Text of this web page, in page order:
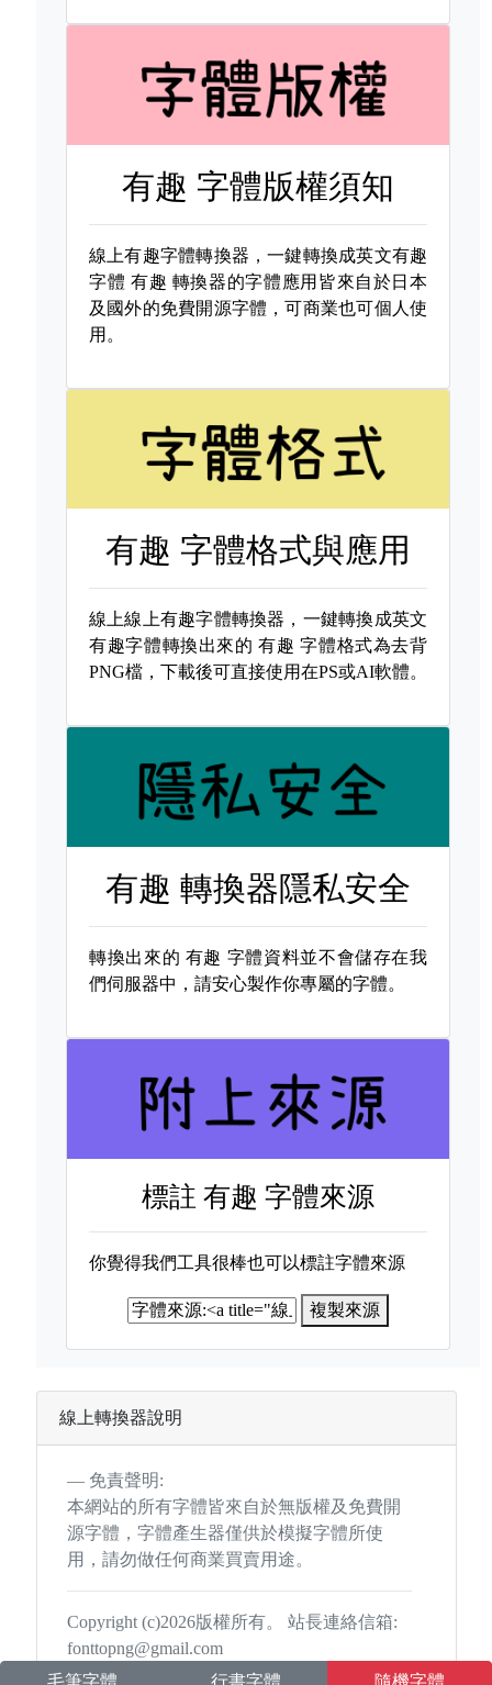
有趣 字體版權須知
線上有趣字體轉換器，一鍵轉換成英文有趣
字體 有趣 轉換器的字體應用皆來自於日本
及國外的免費開源字體，可商業也可個人使
用。
有趣 字體格式與應用
線上線上有趣字體轉換器，一鍵轉換成英文
有趣字體轉換出來的有趣 字體格式為去背
PNG檔，下載後可直接使用在PS或AI軟體。
有趣 轉換器隱私安全
轉換出來的 有趣 字體資料並不會儲存在我
們伺服器中，請安心製作你專屬的字體。
標註有趣 字體來源
你覺得我們工具很棒也可以標註字體來源
複製來源
線上轉換器說明
免責聲明:
本網站的所有字體皆來自於無版權及免費開
源字體，字體產生器僅供於模擬字體所使
用，請勿做任何商業買賣用途。
Copyright (c)2026版權所有。 站長連絡信箱:
fonttopng@gmail.com
毛筆字體
行書字體 隨機字體